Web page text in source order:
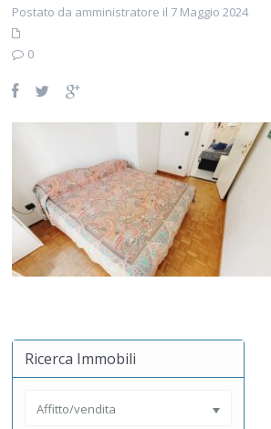
Postato da amministratore il 7 Maggio 2024
0
Ricerca Immobili
Affitto/vendita